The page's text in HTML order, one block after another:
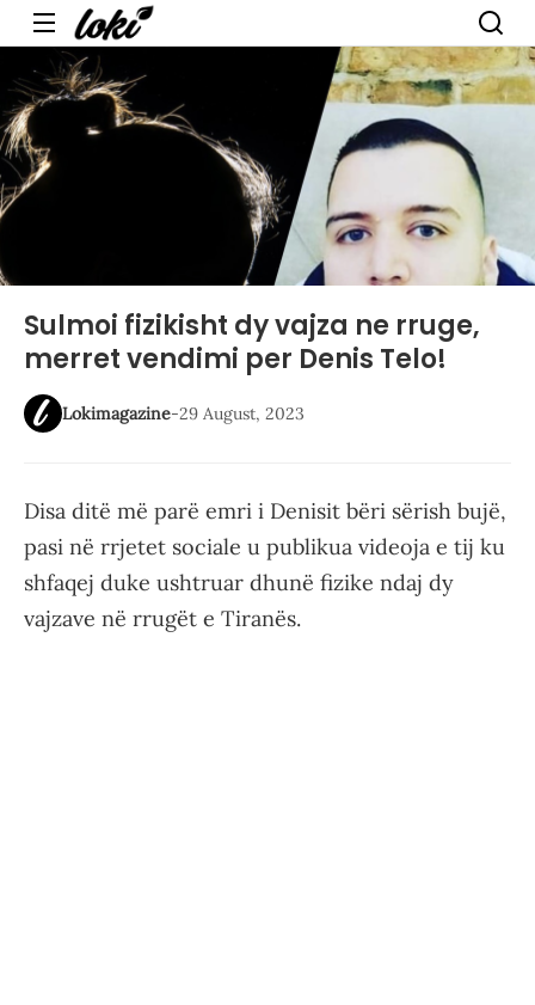
Menu
Sulmoi fizikisht dy vajza ne rruge,
merret vendimi per Denis Telo!
Lokimagazine-29 August, 2023
Disa ditë më parë emri i Denisit bëri sërish bujë,
pasi në rrjetet sociale u publikua videoja e tij ku
shfaqej duke ushtruar dhunë fizike ndaj dy
vajzave në rrugët e Tiranës.